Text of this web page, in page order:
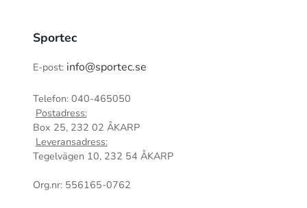
Sportec
E-post: info@sportec.se
Telefon: 040-465050
Postadress:
Box 25, 232 02 ÅKARP
Leveransadress:
Tegelvägen 10, 232 54 ÅKARP
Org.nr: 556165-0762